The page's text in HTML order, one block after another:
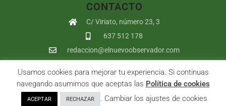
CONTACTO
C/ Viriato, número 23, 3
637 512 178
redaccion@elnuevoobservador.com
Copyright ©2026 El Nuevo Observador | Sumurdigital Diseño web
yDesarrollo| All Rights Reserved |
Privacidad|Política de cookies|User
Usamos cookies para mejorar tu experiencia. Si continuas
navegando asumimos que aceptas las Política de cookies
ACEPTAR RECHAZAR . Cambiar los ajustes de cookies